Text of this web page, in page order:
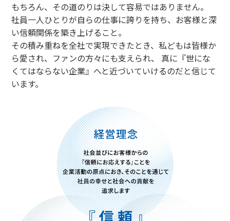
もちろん、その道のりは決して容易ではありません。
社員一人ひとりが自らの仕事に誇りを持ち、お客様と深
い信頼関係を築き上げること。
その積み重ねを全社で実現できたとき、私どもは皆様か
ら愛され、ファンの方々にも支えられ、
真に『世にな
くてはならない企業』へと近づいていけるのだと信じて
います。